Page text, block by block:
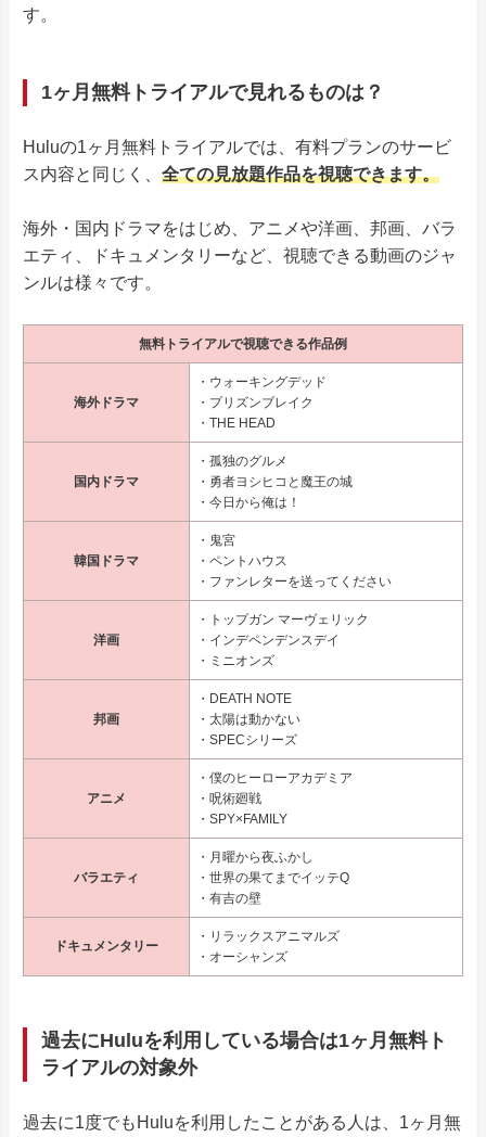
す。
1ヶ月無料トライアルで見れるものは？
Huluの1ヶ月無料トライアルでは、有料プランのサービ
ス内容と同じく、 全ての見放題作品を視聴できます。
海外・国内ドラマをはじめ、アニメや洋画、邦画、バラ
エティ、ドキュメンタリーなど、視聴できる動画のジャ
ンルは様々です。
無料トライアルで視聴できる作品例
海外ドラマ
・ウォーキングデッド
・プリズンブレイク
・THE HEAD
国内ドラマ
・孤独のグルメ
・勇者ヨシヒコと魔王の城
・今日から俺は！
韓国ドラマ
・鬼宮
・ペントハウス
・ファンレターを送ってください
洋画
・トップガン マーヴェリック
・インデペンデンスデイ
・ミニオンズ
邦画
・DEATH NOTE
・太陽は動かない
・SPECシリーズ
アニメ
・僕のヒーローアカデミア
・呪術廻戦
・SPY×FAMILY
バラエティ
・月曜から夜ふかし
・世界の果てまでイッテQ
・有吉の壁
ドキュメンタリー
・リラックスアニマルズ
・オーシャンズ
過去にHuluを利用している場合は1ヶ月無料ト
ライアルの対象外
過去に1度でもHuluを利用したことがある人は、1ヶ月無